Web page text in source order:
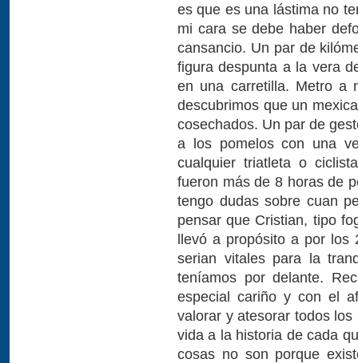
es que es una lástima no
mi cara se debe haber
cansancio. Un par de
figura despunta a la vera
en una carretilla. Metro a
descubrimos que un
cosechados. Un par de
a los pomelos con una
cualquier triatleta o
fueron más de 8 horas de
tengo dudas sobre cuan
pensar que Cristian, tipo
llevó a propósito a por los
serian vitales para la
teníamos por delante.
especial cariño y con el
valorar y atesorar todos
vida a la historia de cada
cosas no son porque